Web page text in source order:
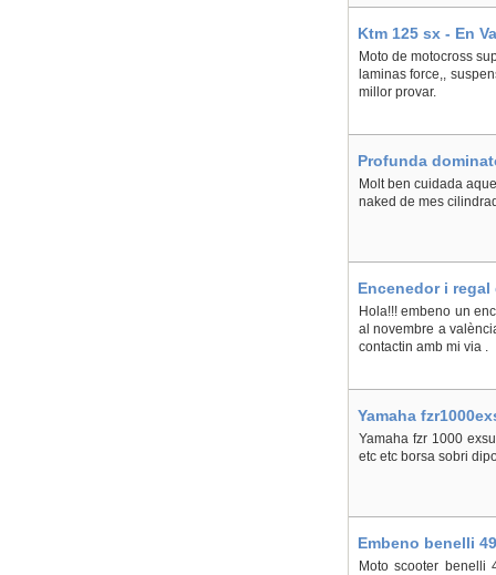
Ktm 125 sx - En
Moto de motocross
laminas force,,
millor provar.
Profunda
Molt ben cuidada
naked de mes
Encenedor i
Hola!!! embeno un
al novembre a
contactin amb mi via .
Yamaha
Yamaha fzr 1000
etc etc borsa sobri
Embeno benelli
Moto scooter benelli